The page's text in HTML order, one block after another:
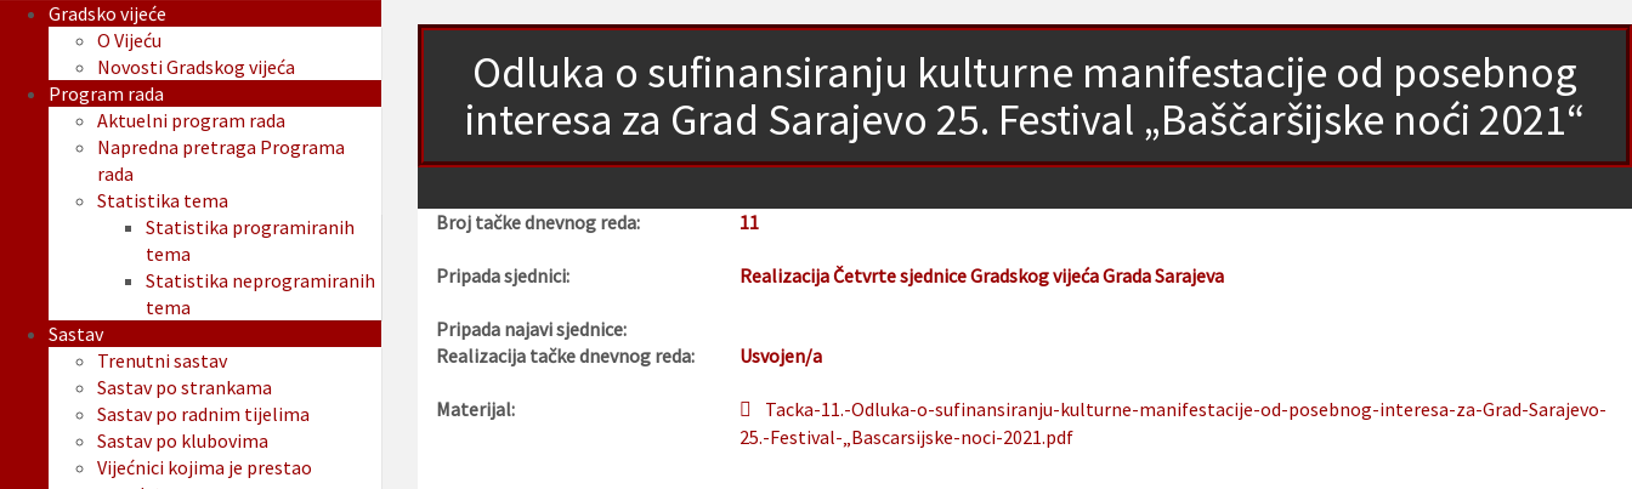
Odluka o sufinansiranju kulturne manifestacije od posebnog
interesa za Grad Sarajevo 25. Festival „Baščaršijske noći 2021“
Broj tačke dnevnog reda: 11
Pripada sjednici: Realizacija Četvrte sjednice Gradskog vijeća Grada Sarajeva
Pripada najavi sjednice:
Realizacija tačke dnevnog reda:
Usvojen/a
Materijal:
Tacka-11.-Odluka-o-sufinansiranju-kulturne-manifestacije-od-posebnog-interesa-za-Grad-Sarajevo-
25.-Festival-„Bascarsijske-noci-2021.pdf
Gradsko vijeće
O Vijeću
Novosti Gradskog vijeća
Program rada
Aktuelni program rada
Napredna pretraga Programa
rada
Statistika tema
Statistika programiranih
tema
Statistika neprogramiranih
tema
Sastav
Trenutni sastav
Sastav po strankama
Sastav po radnim tijelima
Sastav po klubovima
Vijećnici kojima je prestao